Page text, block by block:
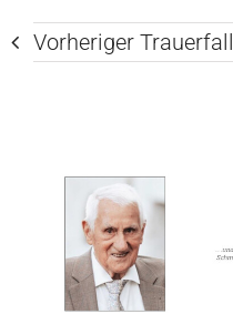
Vorheriger Trauerfall